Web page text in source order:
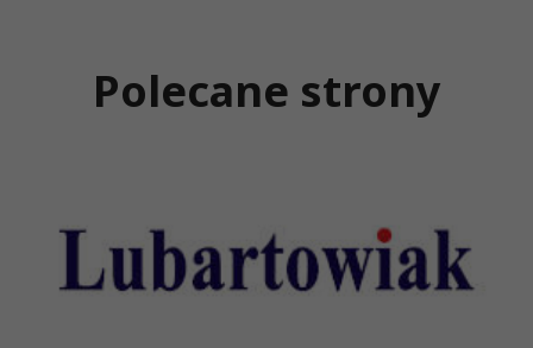
Polecane strony